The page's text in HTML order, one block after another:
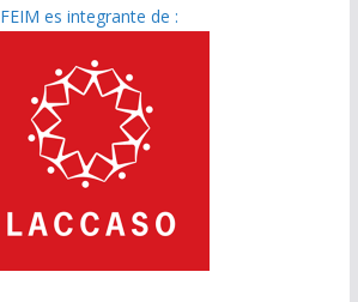
FEIM es integrante de :